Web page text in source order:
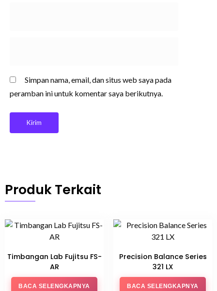
Simpan nama, email, dan situs web saya pada
peramban ini untuk komentar saya berikutnya.
Produk Terkait
Timbangan Lab Fujitsu FS-
AR
BACA SELENGKAPNYA
Precision Balance Series
321 LX
BACA SELENGKAPNYA